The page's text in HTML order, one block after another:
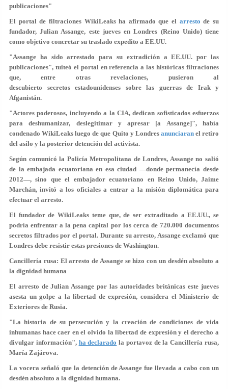
publicaciones"
El portal de filtraciones WikiLeaks ha afirmado que el arresto de su
fundador, Julian Assange, este jueves en Londres (Reino Unido) tiene
como objetivo concretar su traslado expedito a EE.UU.
"Assange ha sido arrestado para su extradición a EE.UU. por las
publicaciones", tuiteó el portal en referencia a las históricas filtraciones
que, entre otras revelaciones, pusieron al
descubierto secretos estadounidenses sobre las guerras de Irak y
Afganistán.
"Actores poderosos, incluyendo a la CIA, dedican sofisticados esfuerzos
paradeshumanizar, deslegitimar y apresar [a Assange]", había
condenado WikiLeaks luego de que Quito y Londres anunciaranel retiro
del asilo y la posterior detención del activista.
Según comunicó la Policía Metropolitana de Londres, Assangeno salió
de la embajada ecuatoriana en esa ciudad —donde permanecía desde
2012—, sino que el embajador ecuatoriano en Reino Unido, Jaime
Marchán,invitó a los oficialesa entrar a la misión diplomática para
efectuar el arresto.
El fundador de WikiLeaks teme que, de ser extraditado a EE.UU., se
podría enfrentar a la pena capital por los cerca de 720.000 documentos
secretos filtrados por el portal. Durante su arresto, Assange exclamó que
Londres debe resistir estas presiones de Washington.
Cancillería rusa: El arresto de Assange se hizo con un desdén absoluto a
la dignidad humana
El arresto de Julian Assange por las autoridades británicas este jueves
asesta un golpe a la libertad de expresión, considera el Ministerio de
Exteriores de Rusia.
"La historia de su persecución y la creación de condiciones de vida
inhumanas hace caer en el olvido la libertad de expresióny el derecho a
divulgar información", ha declarado la portavoz de la Cancillería rusa,
María Zajárova.
La vocera señaló que la detención de Assange fue llevada a cabo con un
desdén absoluto a la dignidad humana.